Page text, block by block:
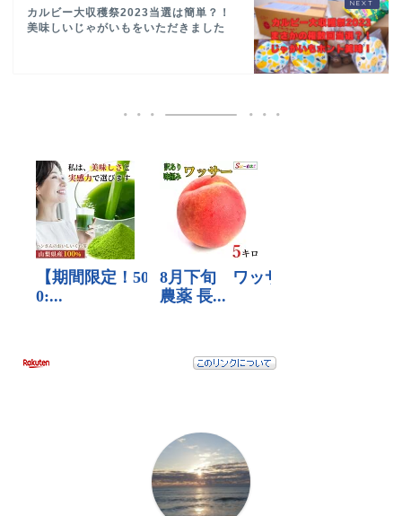
カルビー大収穫祭2023当選は簡単？！
美味しいじゃがいもをいただきました